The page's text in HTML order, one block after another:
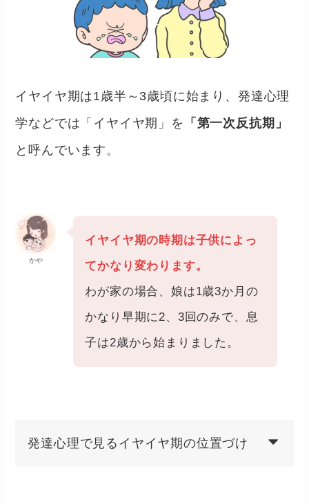
イヤイヤ期は1歳半～3歳頃に始まり、発達心理
学などでは「イヤイヤ期」を
「第一次反抗期」
と呼んでいます。
かや
イヤイヤ期の時期は子供によっ
てかなり変わります。
わが家の場合、娘は1歳3か月の
かなり早期に2、3回のみで、息
子は2歳から始まりました。
発達心理で見るイヤイヤ期の位置づけ